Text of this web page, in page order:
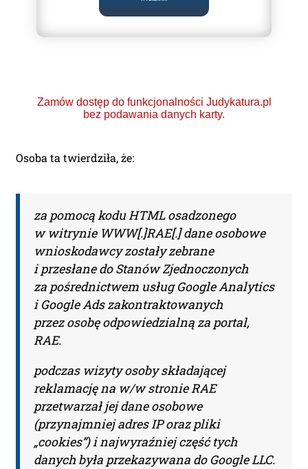
Zamów dostęp do funkcjonalności Judykatura.pl
bez podawania danych karty.
o Ochronie Danych
Osobowych (RODO).
Codzienna aktualizacja
bazy orzeczeń.
Teraz zamawiasz Szkolenie RODO -
Nie musisz podawać karty
płatniczej.Wystarczy, że wypełnisz
formularz a na podany adres e-mail
otrzymasz fakturę VAT
do opłacenia.Ważne:Dopiero
po zaksięgowaniu płatności –
Osoba ta twierdziła, że:
za pomocą kodu HTML osadzonego
w witrynie WWW[.]RAE[.] dane osobowe
wnioskodawcy zostały zebrane
i przesłane do Stanów Zjednoczonych
za pośrednictwem usług Google Analytics
i Google Ads zakontraktowanych
przez osobę odpowiedzialną za portal,
RAE.
podczas wizyty osoby składającej
reklamację na w/w stronie RAE
przetwarzał jej dane osobowe
(przynajmniej adres IP oraz pliki
„cookies”) i najwyraźniej część tych
danych była przekazywana do Google LLC.